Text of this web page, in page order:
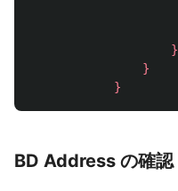
}
}
}
BD Address の確認